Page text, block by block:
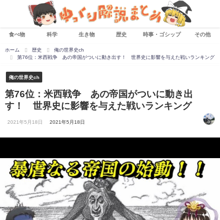
食べ物 科学 生き物 歴史 時事・ゴシップ その他
ホーム 歴史
俺の世界史ch
第76位：米西戦争 あの帝国がついに動き出す！ 世界史に影響を与えた戦いランキング
俺の世界史ch
第76位：米西戦争 あの帝国がついに動き出
す！ 世界史に影響を与えた戦いランキング
2021年5月18日 2021年5月18日